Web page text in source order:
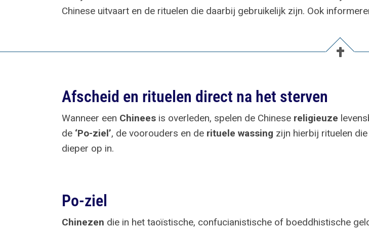
Chinese uitvaart en de rituelen die daarbij gebruikelijk zijn. Ook
Afscheid en rituelen direct na het sterven
Wanneer een Chineesis overleden, spelen de Chinese religieuze
de ‘Po-ziel’, de voorouders en de rituele wassing zijn hierbij rituelen
dieper op in.
Po-ziel
Chinezen die in het taoïstische, confucianistische of boeddhistische